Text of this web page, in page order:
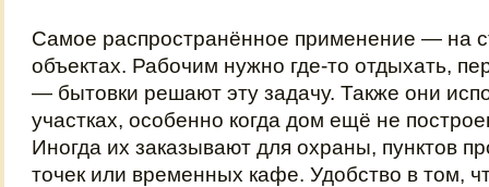
Самое распространённое применение — на
объектах. Рабочим нужно где-то отдыхать,
— бытовки решают эту задачу. Также они
участках, особенно когда дом ещё не
Иногда их заказывают для охраны, пунктов
точек или временных кафе. Удобство в том,